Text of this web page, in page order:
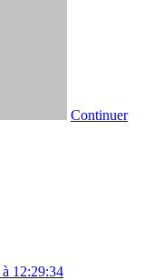
Continuer
12:29:34